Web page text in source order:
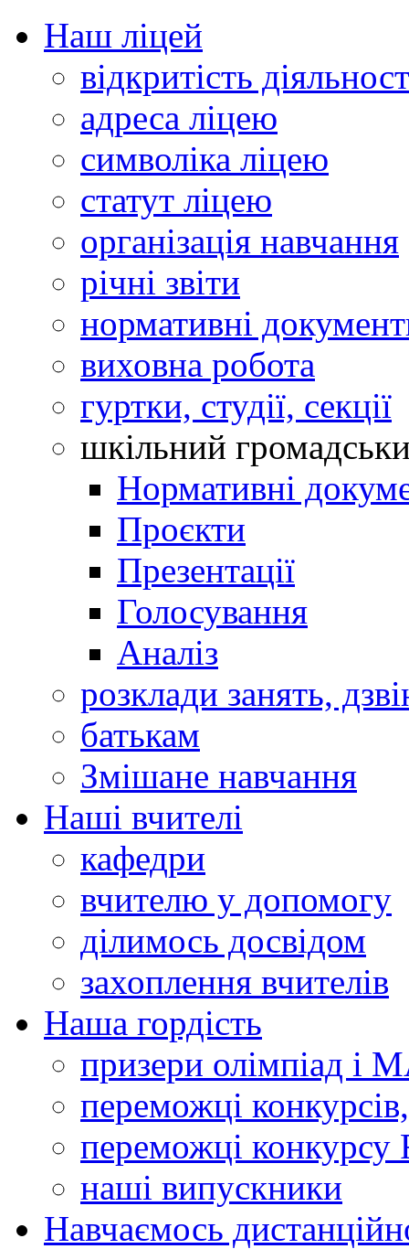
Наш ліцей
відкритість
адреса ліцею
символіка ліцею
статут ліцею
організація навчання
річні звіти
нормативні
виховна робота
гуртки, студії, секції
шкільний
Нормативні
Проєкти
Презентації
Голосування
Аналіз
розклади занять,
батькам
Змішане навчання
Наші вчителі
кафедри
вчителю у допомогу
ділимось досвідом
захоплення вчителів
Наша гордість
призери олімпіад і
переможці
переможці конкурсу
наші випускники
Навчаємось